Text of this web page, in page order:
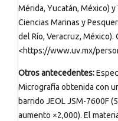
Mérida, Yucatán, México)
Ciencias Marinas y
del Río, Veracruz, México).
<https://www.uv.mx/
Otros antecedentes:
Micrografía obtenida con
barrido JEOL JSM-7600F
aumento ×2,000). El